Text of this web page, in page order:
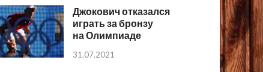
Джокович отказался
играть за бронзу
на Олимпиаде
31.07.2021